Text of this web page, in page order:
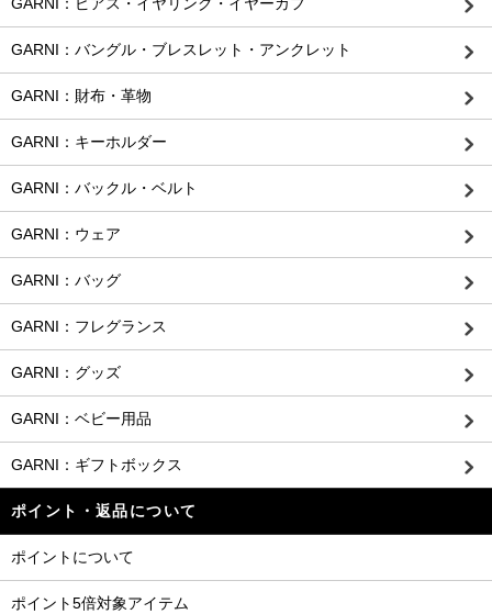
GARNI：バングル・ブレスレット・アンクレット
GARNI：財布・革物
GARNI：キーホルダー
GARNI：バックル・ベルト
GARNI：ウェア
GARNI：バッグ
GARNI：フレグランス
GARNI：グッズ
GARNI：ベビー用品
GARNI：ギフトボックス
ポイント・返品について
ポイントについて
ポイント5倍対象アイテム